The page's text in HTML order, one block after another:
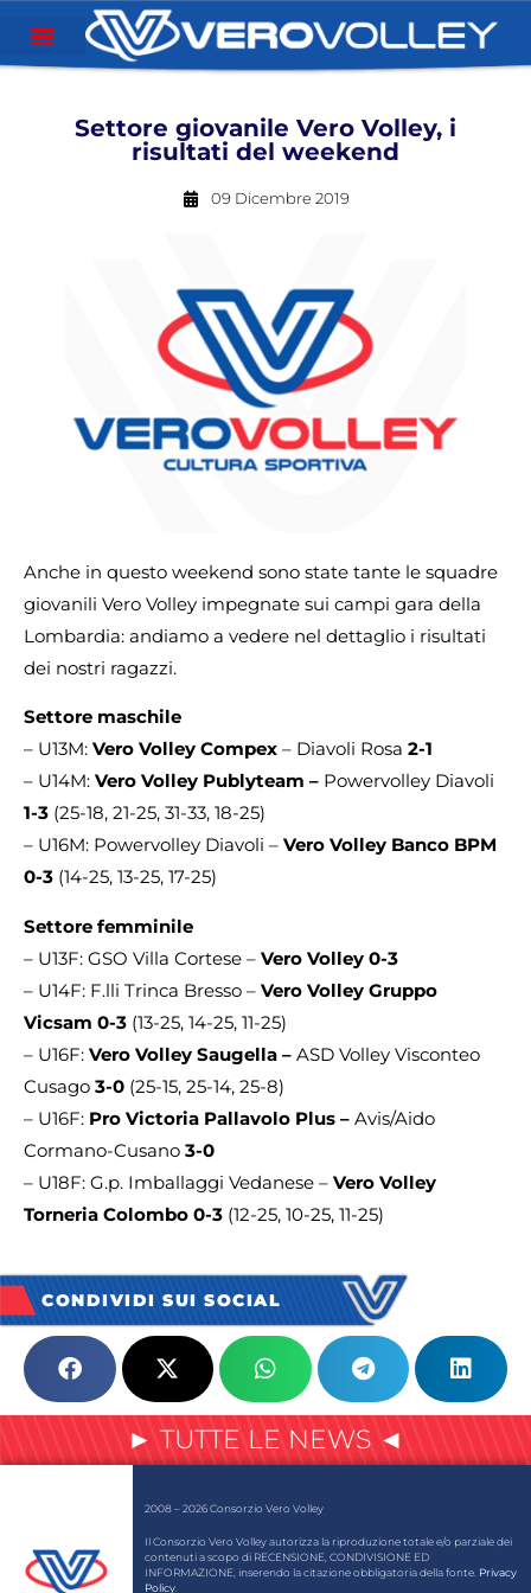
Settore giovanile Vero Volley, i
risultati del weekend
09 Dicembre 2019
Anche in questo weekend sono state tante le squadre
giovanili Vero Volley impegnate sui campi gara della
Lombardia: andiamo a vedere nel dettaglio i risultati
dei nostri ragazzi.
Settore maschile
– U13M: Vero Volley Compex – Diavoli Rosa 2-1
– U14M: Vero Volley Publyteam – Powervolley Diavoli
1-3 (25-18, 21-25, 31-33, 18-25)
– U16M: Powervolley Diavoli – Vero Volley Banco BPM
0-3 (14-25, 13-25, 17-25)
Settore femminile
– U13F: GSO Villa Cortese – Vero Volley 0-3
– U14F: F.lli Trinca Bresso – Vero Volley Gruppo
Vicsam 0-3 (13-25, 14-25, 11-25)
– U16F: Vero Volley Saugella – ASD Volley Visconteo
Cusago 3-0 (25-15, 25-14, 25-8)
– U16F: Pro Victoria Pallavolo Plus – Avis/Aido
Cormano-Cusano 3-0
– U18F: G.p. Imballaggi Vedanese – Vero Volley
Torneria Colombo 0-3 (12-25, 10-25, 11-25)
CONDIVIDI SUI SOCIAL
► TUTTE LE NEWS ◄
2008 – 2026 Consorzio Vero Volley
Il Consorzio Vero Volley autorizza la riproduzione totale e/o parziale dei
contenuti a scopo di RECENSIONE, CONDIVISIONE ED
INFORMAZIONE, inserendo la citazione obbligatoria della fonte. Privacy
Policy